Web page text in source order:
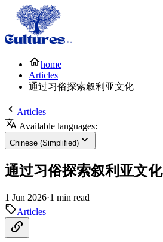
home
Articles
通过习俗探索叙利亚文化
Articles
Available languages:
Chinese (Simplified)
通过习俗探索叙利亚文化
1 Jun 2026·1 min read
Articles